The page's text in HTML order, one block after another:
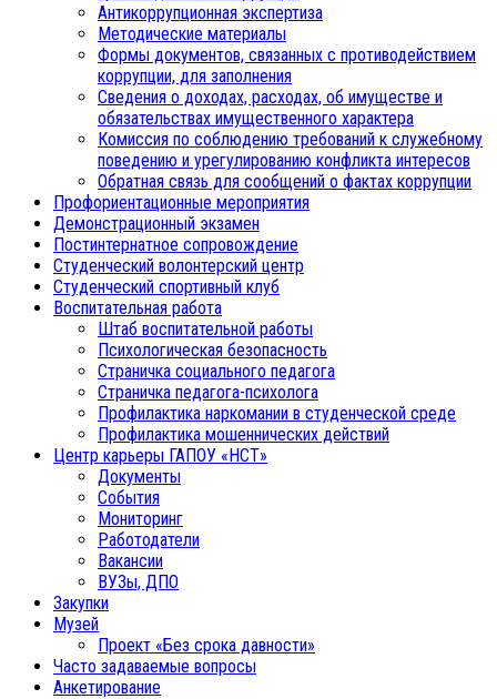
Антикоррупционная экспертиза
Методические материалы
Формы документов, связанных с противодействием
коррупции, для заполнения
Сведения о доходах, расходах, об имуществе и
обязательствах имущественного характера
Комиссия по соблюдению требований к служебному
поведению и урегулированию конфликта интересов
Обратная связь для сообщений о фактах коррупции
Профориентационные мероприятия
Демонстрационный экзамен
Постинтернатное сопровождение
Студенческий волонтерский центр
Студенческий спортивный клуб
Воспитательная работа
Штаб воспитательной работы
Психологическая безопасность
Страничка социального педагога
Страничка педагога-психолога
Профилактика наркомании в студенческой среде
Профилактика мошеннических действий
Центр карьеры ГАПОУ «НСТ»
Документы
События
Мониторинг
Работодатели
Вакансии
ВУЗы, ДПО
Закупки
Музей
Проект «Без срока давности»
Часто задаваемые вопросы
Анкетирование